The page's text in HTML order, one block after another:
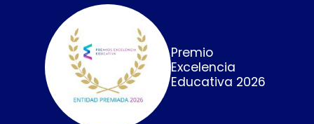
Premio
Excelencia
Educativa 2026